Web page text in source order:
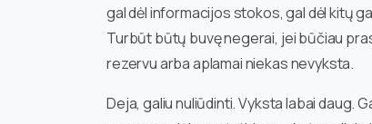
gal dėl informacijos stokos, gal dėl kitų
Turbūt būtų buvę negerai, jei būčiau
rezervu arba aplamai niekas nevyksta.
Deja, galiu nuliūdinti. Vyksta labai daug.